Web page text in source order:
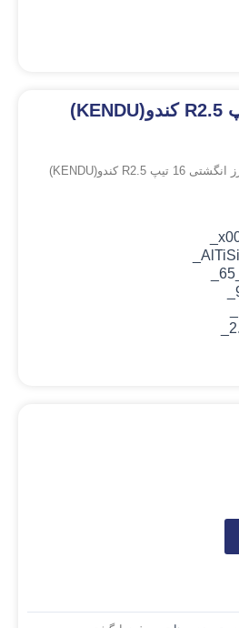
فرز انگشتی 16 تیپ R2.5 کندو(KENDU)
/ فرز انگشتی 16 تیپ R2.5 کندو(KENDU)